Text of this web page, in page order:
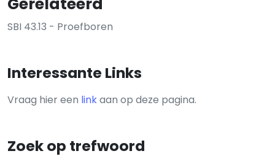
SBI 43.13 - Proefboren
Interessante Links
Vraag hier een linkaan op deze pagina.
Zoek op trefwoord